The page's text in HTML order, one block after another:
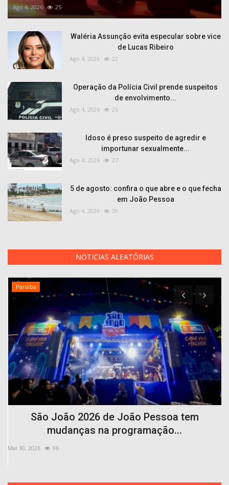
Ago 4, 2026 25
Waléria Assunção evita especular sobre vice
de Lucas Ribeiro
Ago 4, 2026 22
Operação da Polícia Civil prende suspeitos
de envolvimento...
Ago 4, 2026 25
Idoso é preso suspeito de agredir e
importunar sexualmente...
Ago 4, 2026 27
5 de agosto: confira o que abre e o que fecha
em João Pessoa
Ago 4, 2026 30
NOTICIAS ALEATÓRIAS
Paraiba
São João 2026 de João Pessoa tem
mudanças na programação...
Mai 30, 2026 96